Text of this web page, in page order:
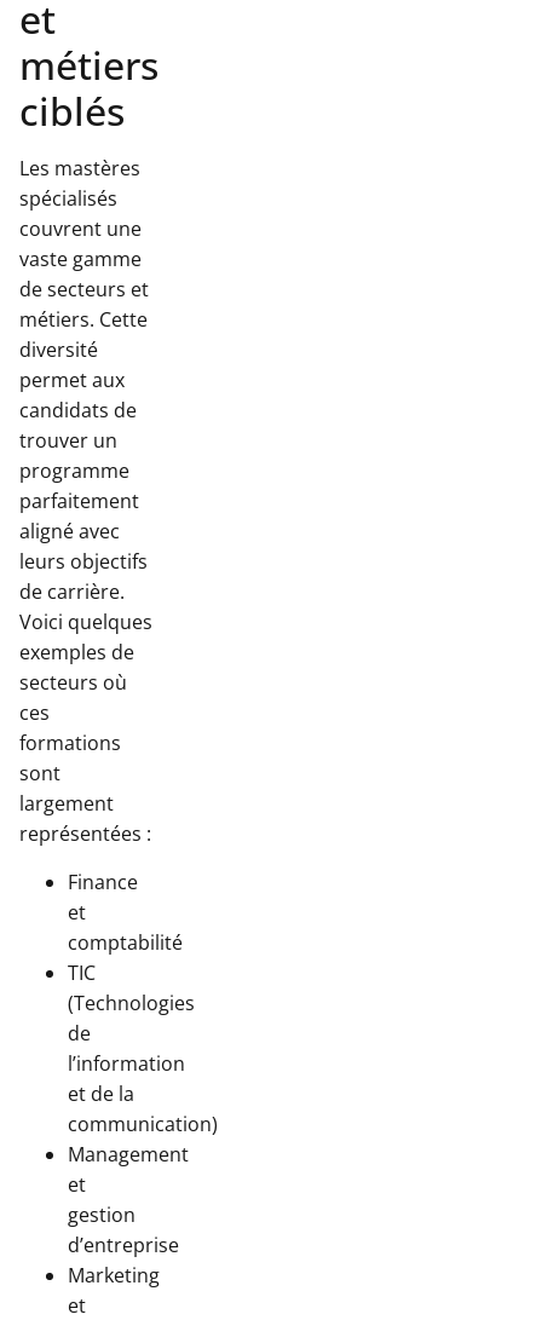
et
métiers
ciblés
Les mastères
spécialisés
couvrent une
vaste gamme
de secteurs et
métiers. Cette
diversité
permet aux
candidats de
trouver un
programme
parfaitement
aligné avec
leurs objectifs
de carrière.
Voici quelques
exemples de
secteurs où
ces
formations
sont
largement
représentées :
Finance
et
comptabilité
TIC
(Technologies
de
l’information
et de la
communication)
Management
et
gestion
d’entreprise
Marketing
et